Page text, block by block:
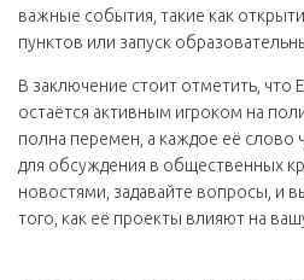
важные события, такие как
пунктов или запуск
В заключение стоит отметить, что
остаётся активным игроком на
полна перемен, а каждое её слово
для обсуждения в общественных
новостями, задавайте вопросы, и
того, как её проекты влияют на